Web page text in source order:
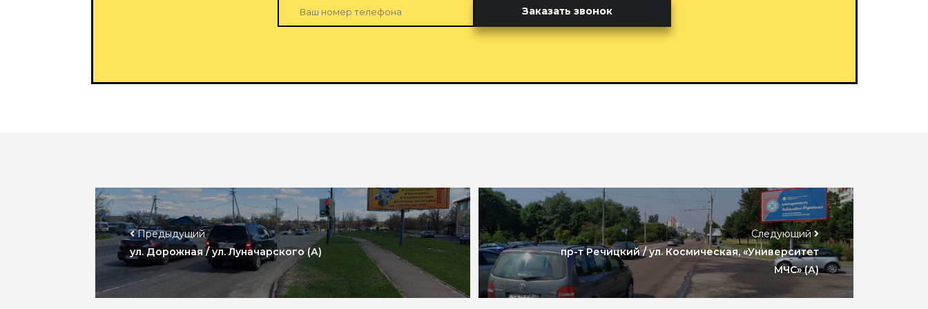
Заказать звонок
Предыдущий
ул. Дорожная / ул. Луначарского (А)
Следующий
пр-т Речицкий / ул. Космическая, «Университет
МЧС» (А)